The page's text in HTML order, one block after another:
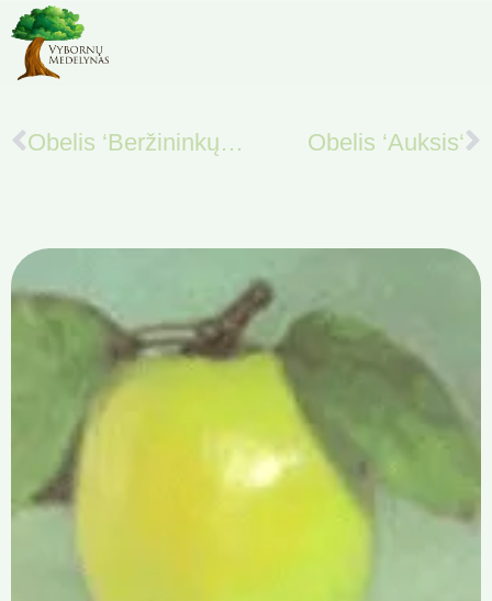
Obelis ‘Beržininkų ananasinis‘ Obelis ‘Auksis‘